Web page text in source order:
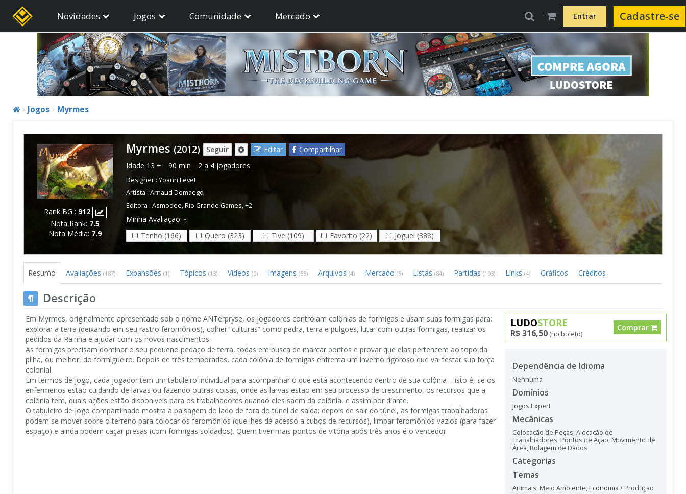
Novidades Jogos Comunidade Mercado Entrar Cadastre-se
Jogos Myrmes
Rank BG : 912
Nota Rank: 7.5
Nota Média: 7.9
Myrmes (2012) Seguir Editar
Compartilhar
Idade 13 + 90 min 2 a 4 jogadores
Designer : Yoann Levet
Artista : Arnaud Demaegd
Editora : Asmodee,Rio Grande Games,+2
Minha Avaliação: -
Tenho (166)
Quero (323) Tive (109) Favorito (22) Joguei (388)
Resumo Avaliações (187) Expansões (1) Tópicos (13) Vídeos (9) Imagens (68) Arquivos (4) Mercado (6) Listas (84) Partidas (193) Links (4) Gráficos Créditos
Descrição
Em Myrmes, originalmente apresentado sob o nome ANTerpryse, os jogadores controlam colônias de formigas e usam suas formigas para:
explorar a terra (deixando em seu rastro feromônios), colher “culturas” como pedra, terra e pulgões, lutar com outras formigas, realizar os
pedidos da Rainha e ajudar com os novos nascimentos.
As formigas precisam dominar o seu pequeno pedaço de terra, todas em busca de marcar pontos e provar que elas pertencem ao topo da
pilha, ou melhor, do formigueiro. Depois de três temporadas, cada colônia de formigas enfrenta um inverno rigoroso que vai testar sua força
colonial.
Em termos de jogo, cada jogador tem um tabuleiro individual para acompanhar o que está acontecendo dentro de sua colônia – isto é, se os
enfermeiros estão cuidando de larvas ou fazendo outras coisas, onde as larvas estão em seu processo de crescimento, os recursos que a
colônia tem, quais ações estão disponíveis para os trabalhadores quando eles saem da colônia, e assim por diante.
O tabuleiro de jogo compartilhado mostra a paisagem do lado de fora do túnel de saída; depois de sair do túnel, as formigas trabalhadoras
podem se mover sobre o terreno para colocar os feromônios (que lhes dá acesso a cubos de recursos), limpar feromônios vazios (para fazer
espaço) e ainda podem caçar presas (com formigas soldados). Quem tiver mais pontos de vitória após três anos é o vencedor.
LUDOSTORE
R$ 316,50 (no boleto)
Comprar
Dependência de Idioma
Nenhuma
Domínios
Jogos Expert
Mecânicas
Colocação de Peças,Alocação de
Trabalhadores, Pontos de Ação, Movimento de
Área, Rolagem de Dados
Categorias
Temas
Animais, Meio Ambiente, Economia / Produção